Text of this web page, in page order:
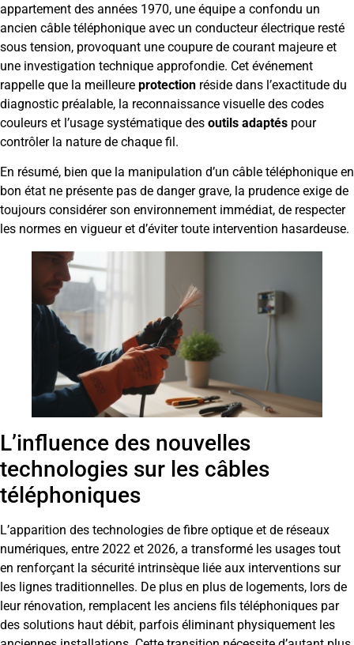
appartement des années 1970, une équipe a confondu un
ancien câble téléphonique avec un conducteur électrique resté
sous tension, provoquant une coupure de courant majeure et
une investigation technique approfondie. Cet événement
rappelle que la meilleure protection réside dans l’exactitude du
diagnostic préalable, la reconnaissance visuelle des codes
couleurs et l’usage systématique des outils adaptés pour
contrôler la nature de chaque fil.
En résumé, bien que la manipulation d’un câble téléphonique en
bon état ne présente pas de danger grave, la prudence exige de
toujours considérer son environnement immédiat, de respecter
les normes en vigueur et d’éviter toute intervention hasardeuse.
L’influence des nouvelles
technologies sur les câbles
téléphoniques
L’apparition des technologies de fibre optique et de réseaux
numériques, entre 2022 et 2026, a transformé les usages tout
en renforçant la sécurité intrinsèque liée aux interventions sur
les lignes traditionnelles. De plus en plus de logements, lors de
leur rénovation, remplacent les anciens fils téléphoniques par
des solutions haut débit, parfois éliminant physiquement les